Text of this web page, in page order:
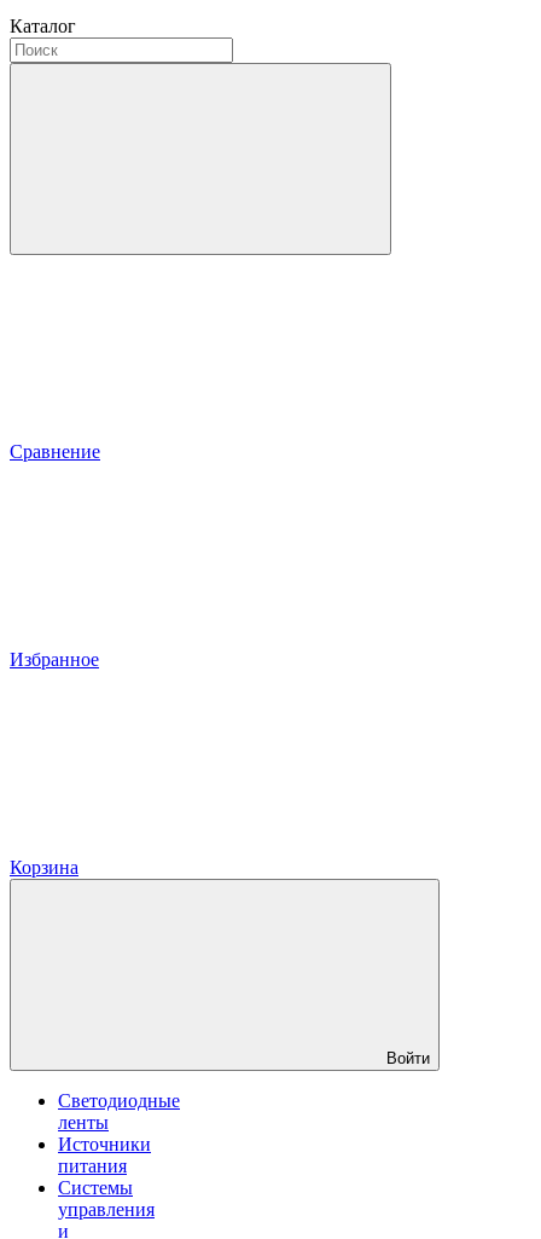
Каталог
Сравнение
Избранное
Корзина
Войти
Светодиодные
ленты
Источники
питания
Системы
управления
и